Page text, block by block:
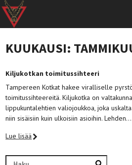
KUUKAUSI:
Kiljukotkan toimitussihteeri
Tampereen Kotkat hakee viralliselle
toimitussihteereitä. Kiljukotka on
lippukuntalehtien valiojoukkoa, joka
niin sisäisiin kuin ulkoisiin asioihin. Lehden…
Lue lisää
Haku: